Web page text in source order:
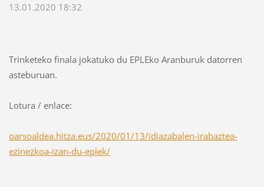
13.01.2020 18:32
Trinketeko finala jokatuko du EPLEko Aranburuk datorren
asteburuan.
Lotura / enlace:
oarsoaldea.hitza.eus/2020/01/13/idiazabalen-irabaztea-
ezinezkoa-izan-du-eplek/